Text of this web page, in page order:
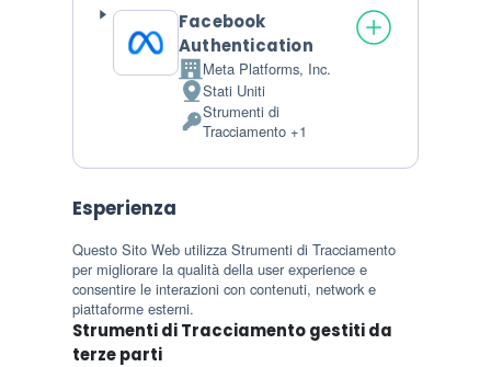
Facebook
Authentication
Azienda:Meta Platforms, Inc.
Luogo del trattamento:
Stati Uniti
Dati Personali trattati:
Strumenti di
Tracciamento +1
Esperienza
Questo Sito Web utilizza Strumenti di Tracciamento
per migliorare la qualità della user experience e
consentire le interazioni con contenuti, network e
piattaforme esterni.
Strumenti di Tracciamento gestiti da
terze parti